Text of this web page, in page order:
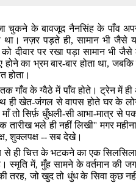
चुकने के बावजूद नैनसिंह के पाँव
था। नज़र पड़ते ही,सामान भी जैसे
दीवार पर रखा पड़ा सामान भी
का भ्रम बार-बार होता था,जबकि
होता।
गाँव के ग्वैठे में पाँव होते। ट्रेन में ही
ही खेत-जंगल से वापस होते घर के
माँ तो सिर्फ़ धुँधली-सी आभा-मात्र से
तारीख भले ही नहीं लिखी''मगर
,शुक्लपक्ष -- सब देखे।
चित्त के भटकने का एक सिलसिला-
स्मृति में,मुँह सामने के वर्तमान की
तरह,जो खुद तो धुंध के सिवा कुछ